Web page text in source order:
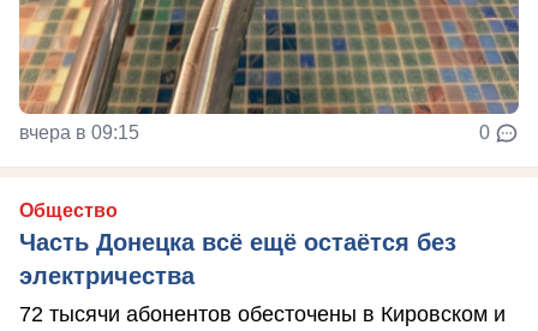
вчера в 09:15 0
Общество
Часть Донецка всё ещё остаётся без
электричества
72 тысячи абонентов обесточены в Кировском и